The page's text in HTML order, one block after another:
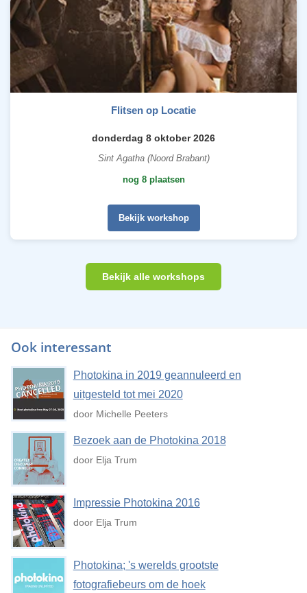
Flitsen op Locatie
donderdag 8 oktober 2026
Sint Agatha (Noord Brabant)
nog 8 plaatsen
Bekijk workshop
Bekijk alle workshops
Ook interessant
Photokina in 2019 geannuleerd en
uitgesteld tot mei 2020
door Michelle Peeters
Bezoek aan de Photokina 2018
door Elja Trum
Impressie Photokina 2016
door Elja Trum
Photokina; 's werelds grootste
fotografiebeurs om de hoek